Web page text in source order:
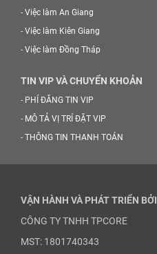
- Việc làm An Giang
- Việc làm Kiên Giang
- Việc làm Đồng Tháp
TIN VIP VÀ CHUYỂN KHOẢN
- PHÍ ĐĂNG TIN VIP
- MÔ TẢ VỊ TRÍ ĐẶT VIP
- THÔNG TIN THANH TOÁN
VẬN HÀNH VÀ PHÁT TRIỂN BỞI
CÔNG TY TNHH TPCORE
MST: 1801740343